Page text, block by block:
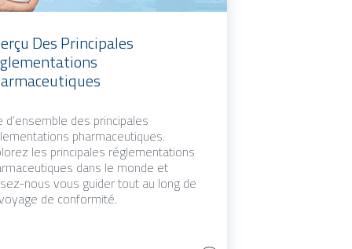
Des Principales
d’ensemble des principales
pharmaceutiques.
les principales réglementations
dans le monde et
nous vous guider tout au long de
de conformité.